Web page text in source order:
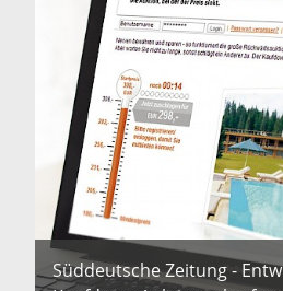
Süddeutsche Zeitung -